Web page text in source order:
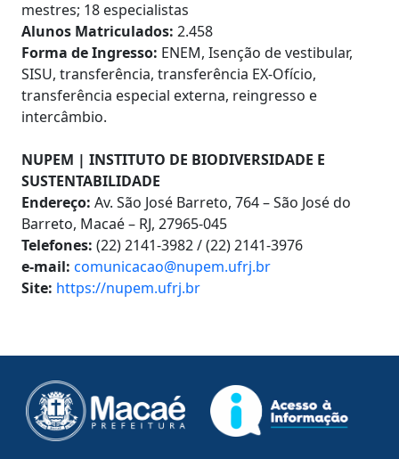
mestres; 18 especialistas
Alunos Matriculados: 2.458
Forma de Ingresso: ENEM, Isenção de vestibular,
SISU, transferência, transferência EX-Ofício,
transferência especial externa, reingresso e
intercâmbio.
NUPEM | INSTITUTO DE BIODIVERSIDADE E
SUSTENTABILIDADE
Endereço: Av. São José Barreto, 764 – São José do
Barreto, Macaé – RJ, 27965-045
Telefones: (22) 2141-3982 / (22) 2141-3976
e-mail: comunicacao@nupem.ufrj.br
Site: https://nupem.ufrj.br